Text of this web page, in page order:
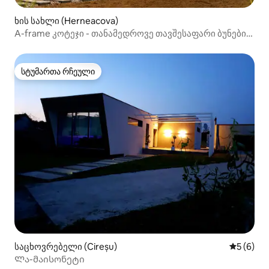
ხის სახლი (Herneacova)
A-frame კოტეჯი - თანამედროვე თავშესაფარი ბუნების
სტუმართა რჩეული
სტუმართა რჩეული
საცხოვრებელი (Cireșu) საშუალო
5 (6)
Ლა-მაისონეტი